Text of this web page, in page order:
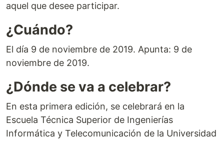
aquel que desee participar.
¿Cuándo?
El día 9 de noviembre de 2019. Apunta: 9 de
noviembre de 2019.
¿Dónde se va a celebrar?
En esta primera edición, se celebrará en la
Escuela Técnica Superior de Ingenierías
Informática y Telecomunicación de la Universidad